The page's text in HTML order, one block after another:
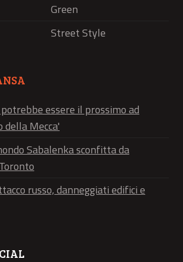
Green
Street Style
essere il prossimo ad
Mecca'
Sabalenka sconfitta da
russo, danneggiati edifici e